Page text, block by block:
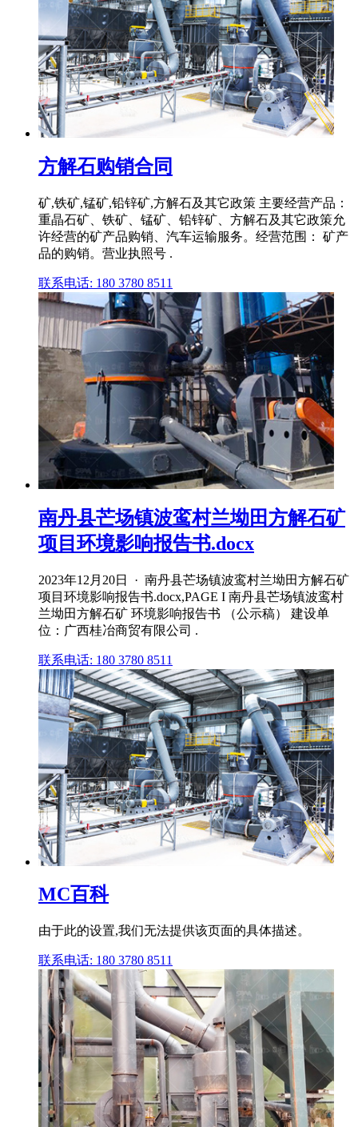
方解石购销合同
矿,铁矿,锰矿,铅锌矿,方解石及其它政策 主要经营产品：
重晶石矿、铁矿、锰矿、铅锌矿、方解石及其它政策允
许经营的矿产品购销、汽车运输服务。经营范围： 矿产
品的购销。营业执照号 .
联系电话: 180 3780 8511
南丹县芒场镇波鸾村兰坳田方解石矿
项目环境影响报告书.docx
2023年12月20日 · 南丹县芒场镇波鸾村兰坳田方解石矿
项目环境影响报告书.docx,PAGE I 南丹县芒场镇波鸾村
兰坳田方解石矿 环境影响报告书 （公示稿） 建设单
位：广西桂冶商贸有限公司 .
联系电话: 180 3780 8511
MC百科
由于此的设置,我们无法提供该页面的具体描述。
联系电话: 180 3780 8511